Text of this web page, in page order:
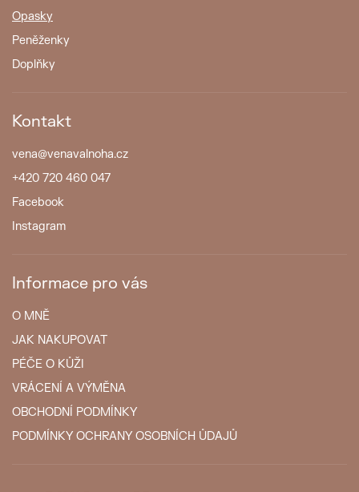
Opasky
Peněženky
Doplňky
Kontakt
vena@venavalnoha.cz
+420 720 460 047
Facebook
Instagram
Informace pro vás
O MNĚ
JAK NAKUPOVAT
PÉČE O KŮŽI
VRÁCENÍ A VÝMĚNA
OBCHODNÍ PODMÍNKY
PODMÍNKY OCHRANY OSOBNÍCH ŮDAJŮ